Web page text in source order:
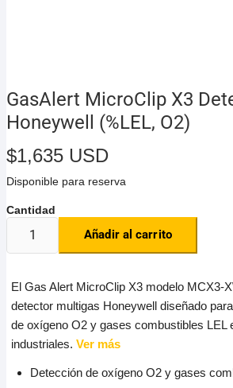
GasAlert MicroClip X3
Honeywell (%LEL, O2)
$1,635 USD
Disponible para reserva
Añadir al carrito
El Gas Alert MicroClip X3 modelo MCX3-
detector multigas Honeywell diseñado
de oxígeno O2 y gases combustibles LEL
industriales. Ver más
Detección de oxígeno O2 y gases